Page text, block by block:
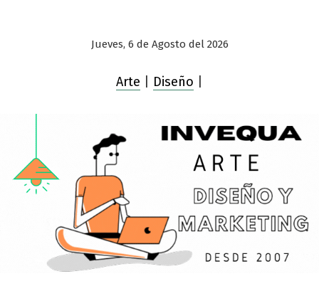
Jueves, 6 de Agosto del 2026
Arte Diseño